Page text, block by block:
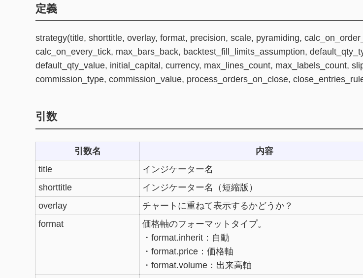
定義
strategy(title, shorttitle, overlay, format, precision, scale, pyramiding,
calc_on_every_tick, max_bars_back, backtest_fill_limits_assumption,
default_qty_value, initial_capital, currency, max_lines_count, max_labels_count,
commission_type, commission_value, process_orders_on_close,
引数
引数名 内容
title
インジケーター名
shorttitle
インジケーター名（短縮版）
overlay
チャートに重ねて表示するかどうか？
format
価格軸のフォーマットタイプ。
・format.inherit：自動
・format.price：価格軸
・format.volume：出来高軸